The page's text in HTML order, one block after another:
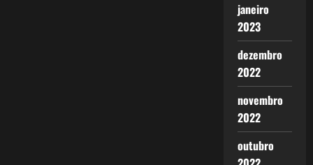
janeiro
2023
dezembro
2022
novembro
2022
outubro